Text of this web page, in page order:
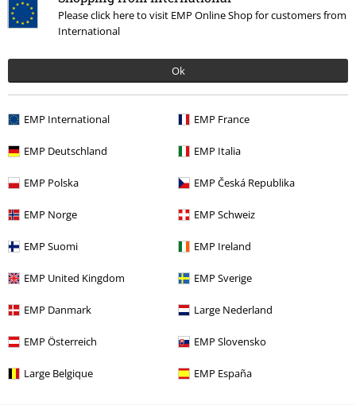
Please click here to visit EMP Online Shop for customers from
International
Ok
EMP International EMP France
EMP Deutschland EMP Italia
EMP Polska EMP Česká Republika
EMP Norge EMP Schweiz
EMP Suomi EMP Ireland
EMP United Kingdom EMP Sverige
EMP Danmark Large Nederland
EMP Österreich EMP Slovensko
Large Belgique EMP España
More categories. More options.
Udsalg % Medier CDs
Band Merch Top Bands
Band Merch Genre
Tilmeld dig nu og få en rabatkode på 15%! Mere
Jeg giver hermed samtykke til at modtage EMP Nyhedsbrevet og
jegaccepterer, at EMP Mail Order UK Ltd må behandle mine
personoplysninger til at sende mig regelmæssige opdateringer om deres